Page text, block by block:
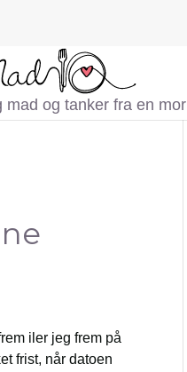
og tanker fra en mor
iler jeg frem på
frist, når datoen